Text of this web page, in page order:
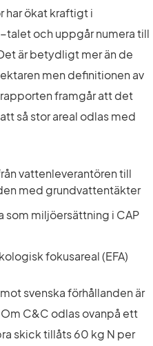
har ökat kraftigt i
och uppgår numera till
är betydligt mer än de
men definitionen av
framgår att det
så stor areal odlas med
vattenleverantören till
med grundvattentäkter
som miljöersättning i CAP
fokusareal (EFA)
svenska förhållanden är
C&C odlas ovanpå ett
skick tillåts 60 kg N per